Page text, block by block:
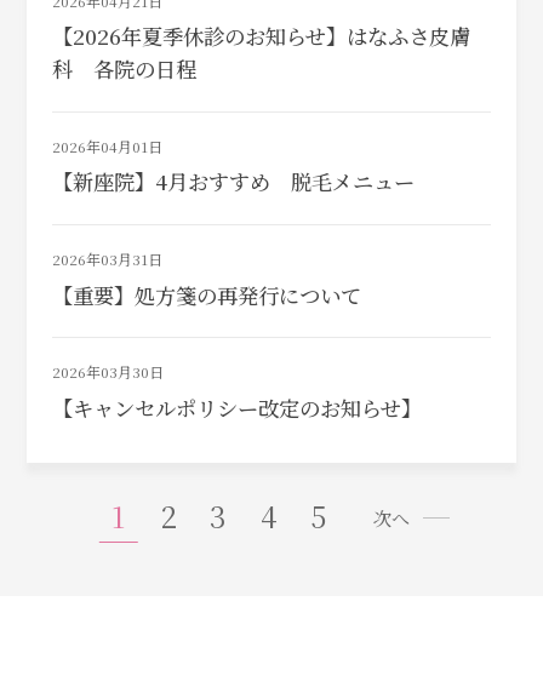
【2026年夏季休診のお知らせ】はなふさ皮膚
科 各院の日程
2026年04月01日
【新座院】4月おすすめ 脱毛メニュー
2026年03月31日
【重要】処方箋の再発行について
2026年03月30日
【キャンセルポリシー改定のお知らせ】
1 2 3 4 5 次へ